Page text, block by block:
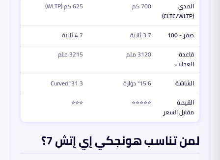
المدى
(CLTC/WLTP)
700 كم 625 كم (WLTP)
صفر - 100
3.7 ثانية 4.7 ثانية
قاعدة
العجلات
3120 ملم 3215 ملم
الشاشة 15.6" دوّارة 31.3" Curved
القيمة
مقابل السعر
⭐⭐⭐⭐⭐
⭐⭐⭐
لمن تناسب هونجكي إي إتش 7؟